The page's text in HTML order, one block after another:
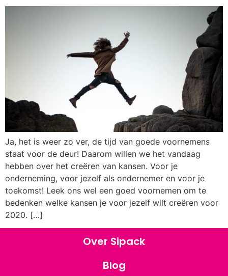
Ja, het is weer zo ver, de tijd van goede voornemens
staat voor de deur! Daarom willen we het vandaag
hebben over het creëren van kansen. Voor je
onderneming, voor jezelf als ondernemer en voor je
toekomst! Leek ons wel een goed voornemen om te
bedenken welke kansen je voor jezelf wilt creëren voor
2020. […]
Over Sipack
Blog